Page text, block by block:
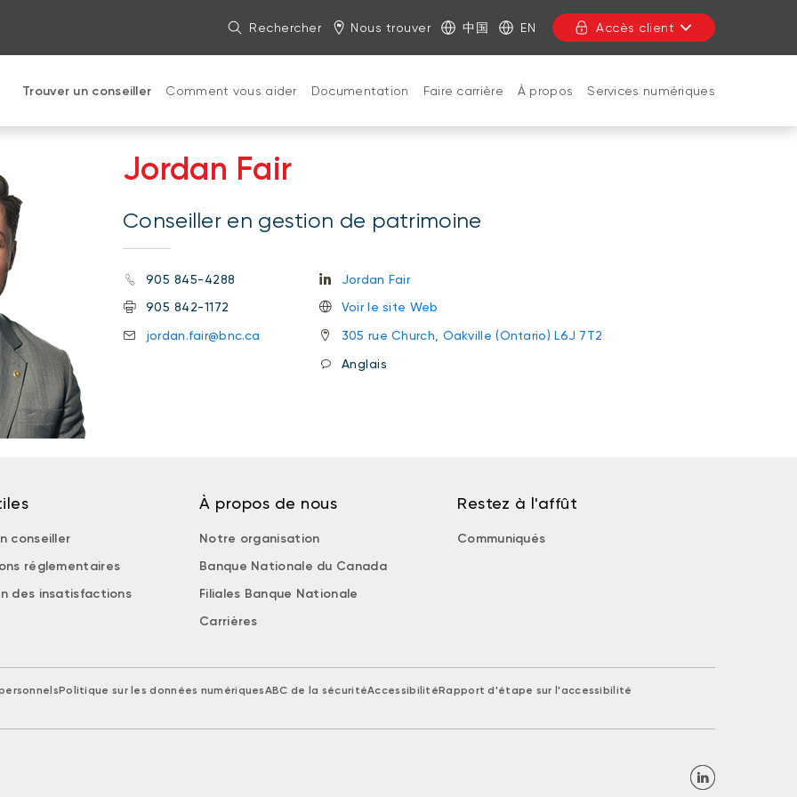
Rechercher Nous trouver 中国 EN Accès client
Trouver un conseiller Comment vous aider Documentation Faire carrière À propos Services numériques
Jordan Fair
Conseiller en gestion de patrimoine
905 845-4288
905 842-1172
jordan.fair@bnc.ca
Jordan Fair
Voir le site Web
305 rue Church, Oakville (Ontario) L6J 7T2
Anglais
conseiller
réglementaires
des insatisfactions
À propos de nous
Notre organisation
Banque Nationale du Canada
Filiales Banque Nationale
Carrières
Restez à l'affût
Communiqués
Politique sur les données numériquesABC de la sécuritéAccessibilitéRapport d'étape sur l'accessibilité